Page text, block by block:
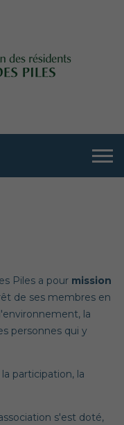
Piles a pour mission
de ses membres en
la
personnes qui y
participation, la
s'est doté,